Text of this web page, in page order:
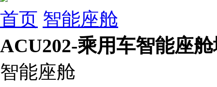
首页 智能座舱
ACU202-乘用车智能座
智能座舱